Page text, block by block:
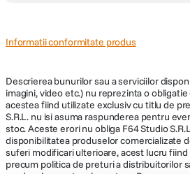
DIMENSIUNE / GREUTATE:
Diametru
maxim
97.5mm
Greutate 520g
Informatii conformitate produs
Descrierea bunurilor sau a serviciilor
imagini, video etc.) nu reprezinta o
acestea fiind utilizate exclusiv cu titlu de
S.R.L. nu isi asuma raspunderea pentru
stoc. Aceste erori nu obliga F64 Studio
disponibilitatea produselor comercializate
suferi modificari ulterioare, acest lucru
precum politica de preturi a distribuitorilor